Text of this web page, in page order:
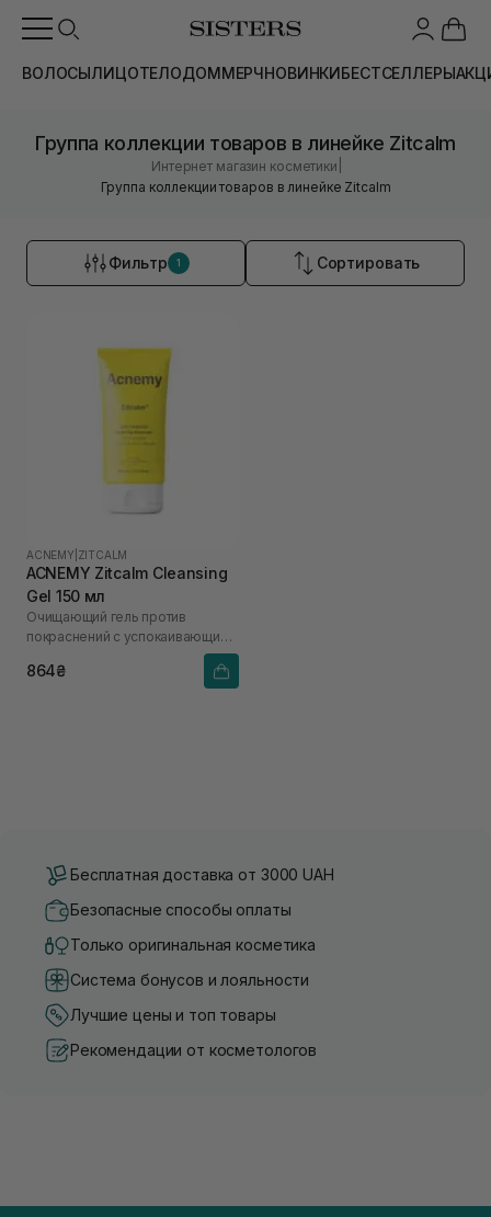
ВОЛОСЫЛИЦОТЕЛОДОММЕРЧНОВИНКИБЕСТСЕЛЛЕРЫ
Группа коллекции товаров в линейке Zitcalm
Интернет магазин косметики
Группа коллекции товаров в линейке Zitcalm
Фильтр 1 Сортировать
ACNEMY ZITCALM
ACNEMY Zitcalm Cleansing
Gel 150 мл
Очищающий гель против
покраснений с успокаивающим
864₴
Бесплатная доставка от 3000 UAH
Безопасные способы оплаты
Только оригинальная косметика
Система бонусов и лояльности
Лучшие цены и топ товары
Рекомендации от косметологов